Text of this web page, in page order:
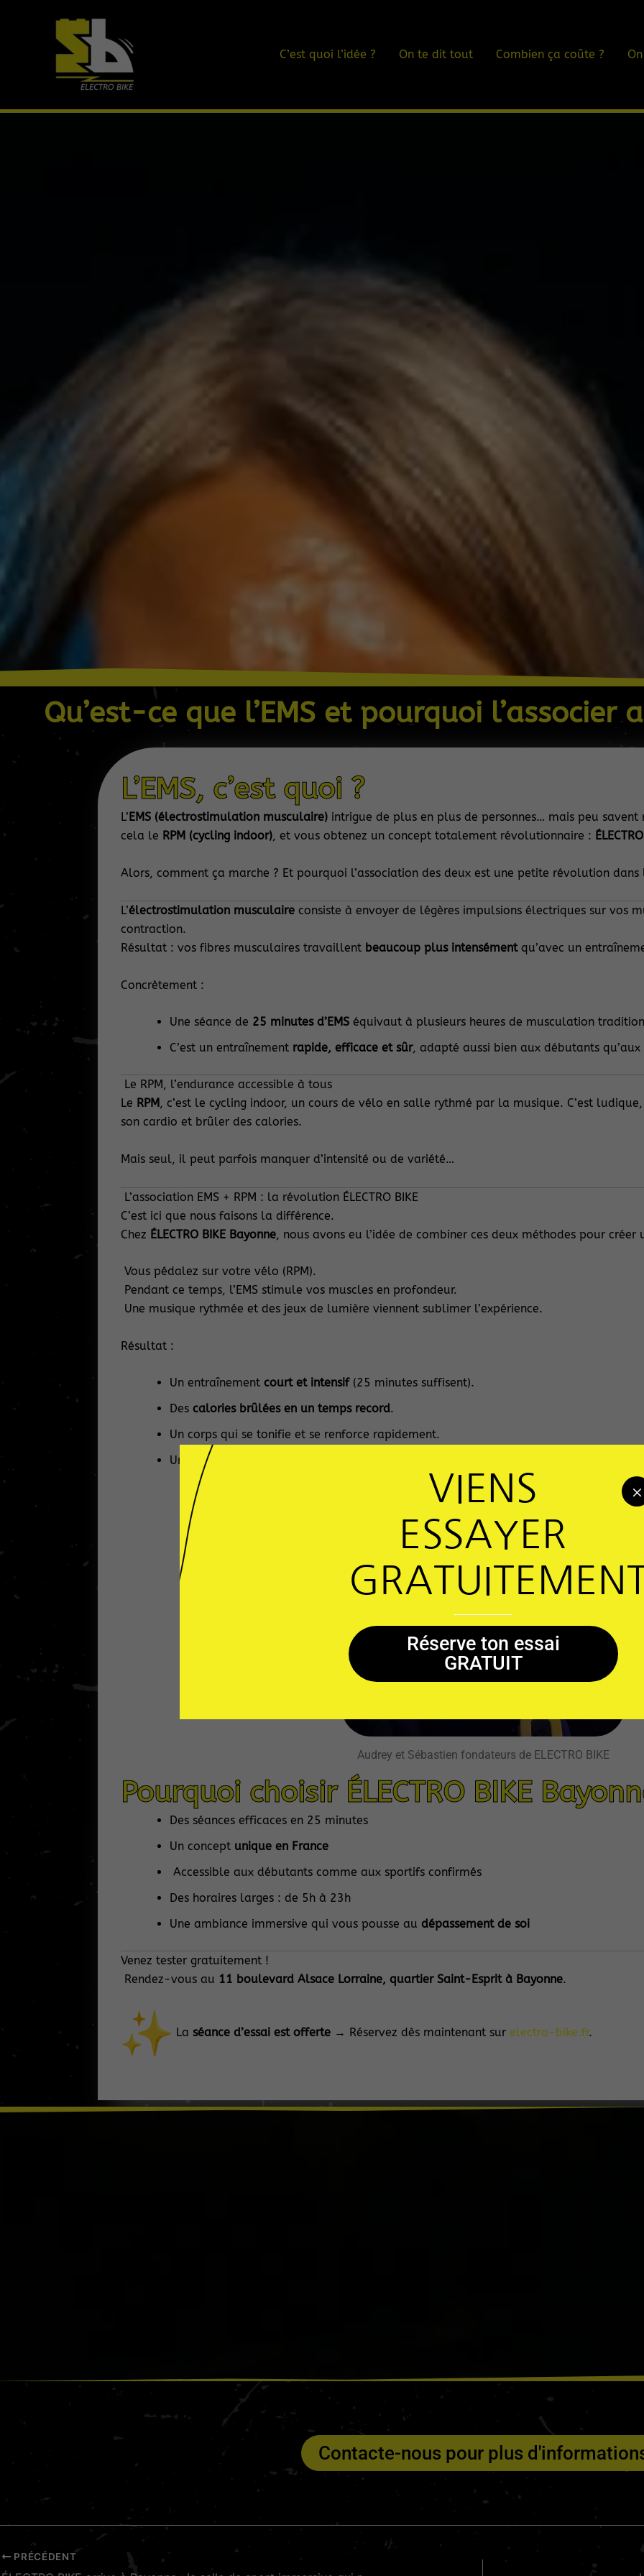
C’est quoi l’idée ? On te dit tout Combien ça coûte ?
Qu’est-ce que l’EMS et pourquoi l’associer
L’EMS, c’est quoi ?
L’EMS (électrostimulation musculaire)intrigue de plus en plus de personnes… mais peu savent
cela le RPM (cycling indoor), et vous obtenez un concept totalement révolutionnaire :
Alors, comment ça marche ? Et pourquoi l’association des deux est une petite révolution
L’électrostimulation musculaireconsiste à envoyer de légères impulsions électriques sur vos
contraction.
Résultat : vos fibres musculaires travaillent beaucoup plus intensémentqu’avec un
Concrètement :
Une séance de 25 minutes d’EMSéquivaut à plusieurs heures de musculation
C’est un entraînement rapide, efficace et sûr, adapté aussi bien aux débutants
Le RPM, l’endurance accessible à tous
Le RPM , c’est le cycling indoor, un cours de vélo en salle rythmé par la musique. C’est
son cardio et brûler des calories.
Mais seul, il peut parfois manquer d’intensité ou de variété…
L’association EMS + RPM : la révolution ÉLECTRO BIKE
C’est ici que nous faisons la différence.
Chez ÉLECTRO BIKE Bayonne, nous avons eu l’idée de combiner ces deux méthodes pour créer
Vous pédalez sur votre vélo (RPM).
Pendant ce temps, l’EMS stimule vos muscles en profondeur.
Une musique rythmée et des jeux de lumière viennent sublimer l’expérience.
Résultat :
Un entraînement court et intensif(25 minutes suffisent).
Des calories brûlées en un temps record.
Un corps qui se tonifie et se renforce rapidement.
Une expérience motivante, différente de tout ce que vous avez pu tester.
Audrey et Sébastien fondateurs de ELECTRO BIKE
Pourquoi choisir ÉLECTRO BIKE
Des séances efficaces en 25 minutes
Un concept unique en France
Accessible aux débutants comme aux sportifs confirmés
Des horaires larges : de 5h à 23h
Une ambiance immersive qui vous pousse au dépassement de soi
Venez tester gratuitement !
Rendez-vous au 11 boulevard Alsace Lorraine, quartier Saint-Esprit à Bayonne.
La séance d’essai est offerte→ Réservez dès maintenant sur electro-bike.fr.
Contacte-nous pour plus
PRÉCÉDENT
×
VIENS
ESSAYER
Réserve ton essai
GRATUIT